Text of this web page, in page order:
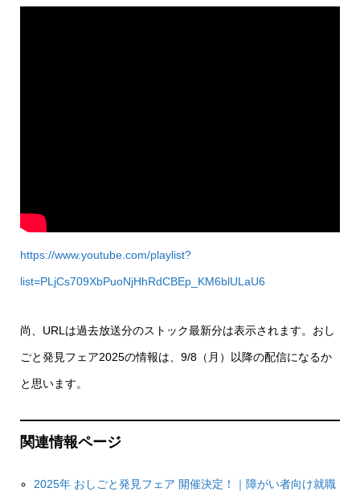
https://www.youtube.com/playlist?
list=PLjCs709XbPuoNjHhRdCBEp_KM6blULaU6
尚、URLは過去放送分のストック最新分は表示されます。おし
ごと発見フェア2025の情報は、9/8（月）以降の配信になるか
と思います。
関連情報ページ
2025年 おしごと発見フェア 開催決定！｜障がい者向け就職